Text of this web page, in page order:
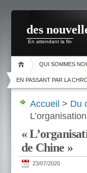
des
En attendant la fin
QUI SOMMES
EN PASSANT PAR LA
Accueil > Du
«
de Chine »
23/07/2020